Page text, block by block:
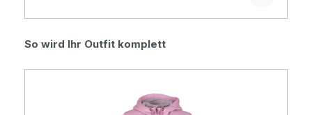
Produktgalerie überspringen
So wird Ihr Outfit komplett